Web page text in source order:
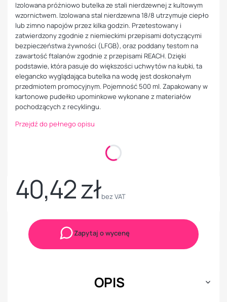
Izolowana próżniowo butelka ze stali nierdzewnej z kultowym
wzornictwem. Izolowana stal nierdzewna 18/8 utrzymuje ciepło
lub zimno napojów przez kilka godzin. Przetestowany i
zatwierdzony zgodnie z niemieckimi przepisami dotyczącymi
bezpieczeństwa żywności (LFGB), oraz poddany testom na
zawartość ftalanów zgodnie z przepisami REACH. Dzięki
podstawie, która pasuje do większości uchwytów na kubki, ta
elegancko wyglądająca butelka na wodę jest doskonałym
przedmiotem promocyjnym. Pojemność 500 ml. Zapakowany w
kartonowe pudełko upominkowe wykonane z materiałów
pochodzących z recyklingu.
Przejdź do pełnego opisu
Cena
40,42 złbez VAT
Zapytaj o wycenę
OPIS